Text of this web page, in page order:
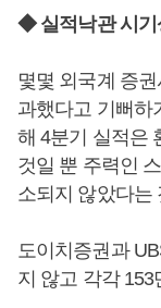
◆ 실적낙관 시기
몇몇 외국계 증
과했다고 기뻐하
해 4분기 실적은
것일 뿐 주력인
소되지 않았다는
도이치증권과
지 않고 각각